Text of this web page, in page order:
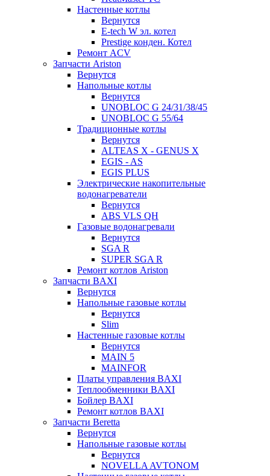
Настенные котлы
Вернутся
E-tech W эл. котел
Prestige конден. Котел
Ремонт ACV
Запчасти Ariston
Вернутся
Напольные котлы
Вернутся
UNOBLOC G 24/31/38/45
UNOBLOC G 55/64
Традиционные котлы
Вернутся
ALTEAS X - GENUS X
EGIS - AS
EGIS PLUS
Электрические накопительные
водонагреватели
Вернутся
ABS VLS QH
Газовые водонагревали
Вернутся
SGA R
SUPER SGA R
Ремонт котлов Ariston
Запчасти BAXI
Вернутся
Напольные газовые котлы
Вернутся
Slim
Настенные газовые котлы
Вернутся
MAIN 5
MAINFOR
Платы управления BAXI
Теплообменники BAXI
Бойлер BAXI
Ремонт котлов BAXI
Запчасти Beretta
Вернутся
Напольные газовые котлы
Вернутся
NOVELLA AVTONOM